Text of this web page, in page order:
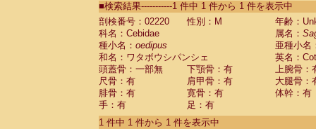
CebidaeSaguinus labiatus(0)
Cebidae Saguinus leucopus (0)
Cebidae
Cebidae
CebidaeSaguinus nigricollis (0)
Cebidae Saguinus oedipus
Cebidae Saguinus weddelli
Cebidae Saguinusspp.
Cebidae Aotus trivirgatus
Cebidae Cebus albifrons
■検索結果-----------1 件中 1 件から 1 件を表示中
剖検番号：02220
性別：M
年齢：
科名：Cebidae
属名：
種小名： oedipus
亜種小名
和名：ワタボウシパンシェ
英名：
頭蓋骨：一部無
下顎骨：有
上腕骨：
尺骨：有
肩甲骨：有
大腿骨：
腓骨：有
寛骨：有
体幹：有
手：有
足：有
1 件中 1 件から 1 件を表示中